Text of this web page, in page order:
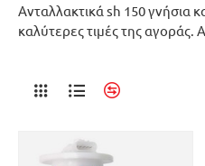
Ανταλλακτικά sh 150 γνήσια
καλύτερες τιμές της